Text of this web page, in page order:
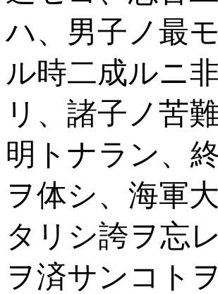
ハ、男子ノ最
ル時二成ルニ
リ、諸子ノ苦
明トナラン、
ヲ体シ、海軍
タリシ誇ヲ忘
ヲ済サンコト